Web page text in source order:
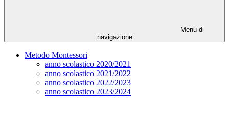
Menu di
navigazione
Metodo Montessori
anno scolastico 2020/2021
anno scolastico 2021/2022
anno scolastico 2022/2023
anno scolastico 2023/2024